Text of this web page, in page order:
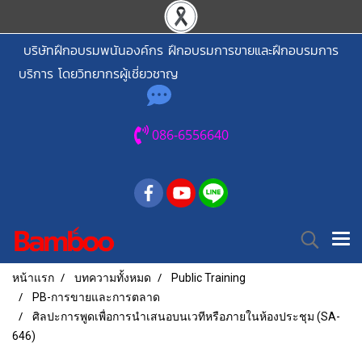
บริษัทฝึกอบรมพนันองค์กร ฝึกอบรมการขายและฝึกอบรมการ
บริการ โดยวิทยากรผู้เชี่ยวชาญ
086-6556640
หน้าแรก บทความทั้งหมด
Public Training
PB-การขายและการตลาด
ศิลปะการพูดเพื่อการนำเสนอบนเวทีหรือภายในห้องประชุม (SA-
646)